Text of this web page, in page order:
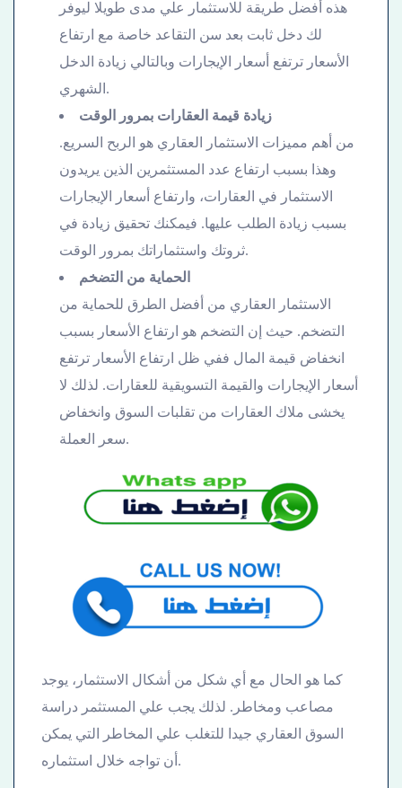
هذه أفضل طريقة للاستثمار علي مدى طويلا ليوفر
لك دخل ثابت بعد سن التقاعد خاصة مع ارتفاع
الأسعار ترتفع أسعار الإيجارات وبالتالي زيادة الدخل
الشهري.
زيادة قيمة العقارات بمرور الوقت
من أهم مميزات الاستثمار العقاري هو الربح السريع.
وهذا بسبب ارتفاع عدد المستثمرين الذين يريدون
الاستثمار في العقارات، وارتفاع أسعار الإيجارات
بسبب زيادة الطلب عليها. فيمكنك تحقيق زيادة في
ثروتك واستثماراتك بمرور الوقت.
الحماية من التضخم
الاستثمار العقاري من أفضل الطرق للحماية من
التضخم. حيث إن التضخم هو ارتفاع الأسعار بسبب
انخفاض قيمة المال ففي ظل ارتفاع الأسعار ترتفع
أسعار الإيجارات والقيمة التسويقية للعقارات. لذلك لا
يخشى ملاك العقارات من تقلبات السوق وانخفاض
سعر العملة.
كما هو الحال مع أي شكل من أشكال الاستثمار، يوجد
مصاعب ومخاطر. لذلك يجب علي المستثمر دراسة
السوق العقاري جيدا للتغلب علي المخاطر التي يمكن
أن تواجه خلال استثماره.